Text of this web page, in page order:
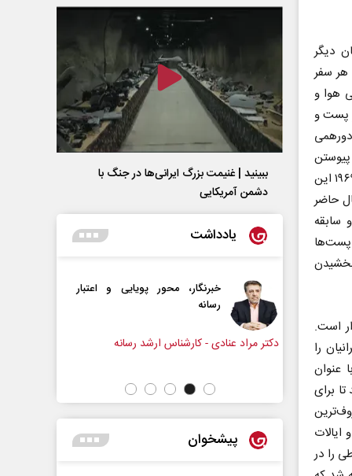
دیگر
می‌کند که هر سفر
هوا و
پست و
آلمان دورهمی
اغلب کشورهای جهان به این توافق، نام آن را اتحادیه جهانی پست گذاشتند. در سال۱۹۶۹ این
در حال حاضر
و سابقه
عمومی پست‌ها
است.
ایرانیان را
۳۰۰۰سال پیش با عنوان
برای
را در
ببینید | غنیمت بزرگ ایرانی‌ها در جنگ با
دشمن آمریکایی
یادداشت
محور پویایی و اعتبار
ارشد رسانه
دروازه‌بانی اندوه در مسیر امید
پیشخوان